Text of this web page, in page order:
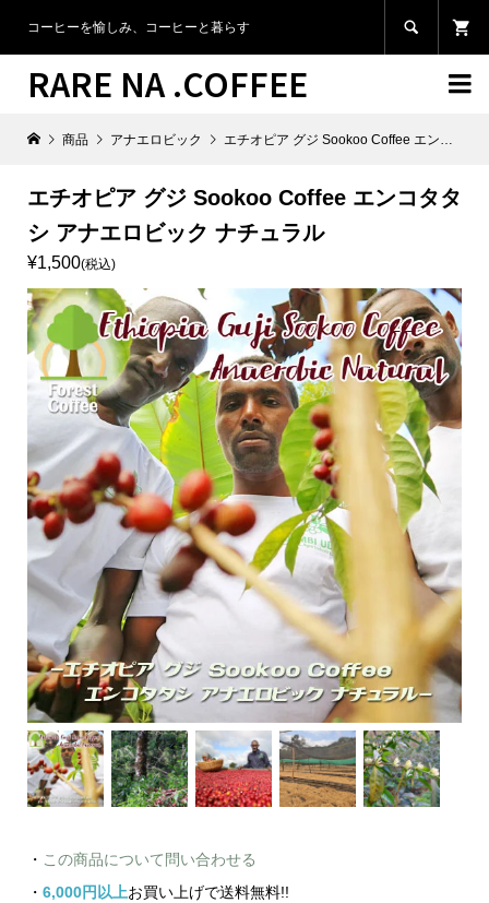
コーヒーを愉しみ、コーヒーと暮らす 
RARE NA .COFFEE 
商品 アナエロビック エチオピア グジ Sookoo Coffee エンコタタシ アナエロビック ナチュラル
エチオピア グジ Sookoo Coffee エンコタタ
シ アナエロビック ナチュラル
¥1,500(税込)
・ この商品について問い合わせる
・ 6,000円以上お買い上げで送料無料!!